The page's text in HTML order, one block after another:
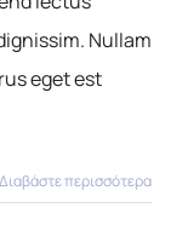
Nullam
eget est
Διαβάστε περισσότερα